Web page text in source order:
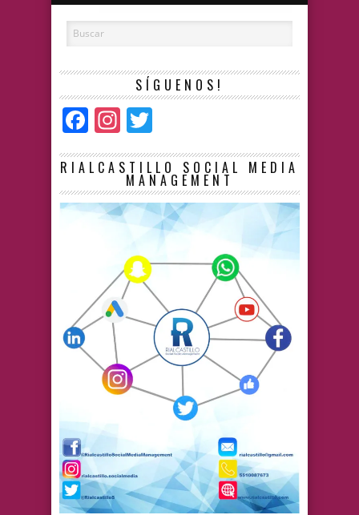
SÍGUENOS!
Facebook
Instagram
RIALCASTILLO SOCIAL MEDIA
MANAGEMENT